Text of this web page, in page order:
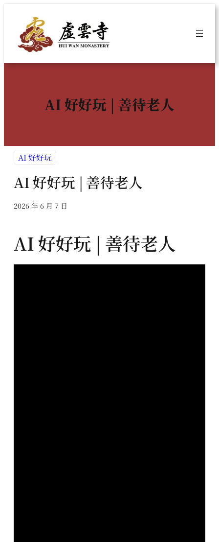
內
AI 好好玩 | 善待老人
AI 好好玩
AI 好好玩 | 善待老人
2026 年 6 月 7 日
AI 好好玩 | 善待老人